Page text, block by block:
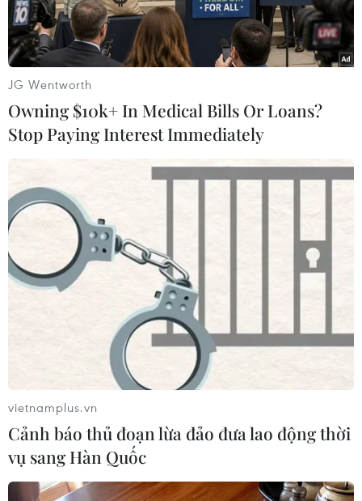
lịch.
Khu du lịch rừng tràm Trà Sư (thị xã Tịnh Biên, tỉnh An Giang)
điểm đến yêu thích của khách du lịch trong và ngoài nước.
(Ảnh: Thanh Sang/TTXVN)
Du lịch ở nhiều địa phương Đồng bằng sông
Cửu Long tiếp tục ghi nhận nhiều kết quả tích
cực, tạo đà cho bước phát triển mới nhờ phát
triển đa dạng các sản phẩm du lịch, tạo điểm
nhấn từ cảnh quan thiên nhiên, hệ sinh thái đa
dạng và những trải nghiệm văn hóa gắn di tích
lịch sử, hoạt động sản xuất nông nghiệp, làng
nghề, đặc sản ẩm thực.
JG Wentworth
Owning $10k+ In Medical Bills Or Loans?
Stop Paying Interest Immediately
vietnamplus.vn
Cảnh báo thủ đoạn lừa đảo đưa lao động thời
vụ sang Hàn Quốc